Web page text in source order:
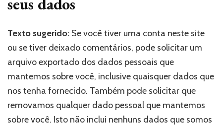
Texto sugerido: Se você tiver uma conta neste site
ou se tiver deixado comentários, pode solicitar um
arquivo exportado dos dados pessoais que
mantemos sobre você, inclusive quaisquer dados que
nos tenha fornecido. Também pode solicitar que
removamos qualquer dado pessoal que mantemos
sobre você. Isto não inclui nenhuns dados que somos